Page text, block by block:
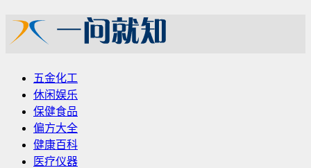
五金化工
休闲娱乐
保健食品
偏方大全
健康百科
医疗仪器